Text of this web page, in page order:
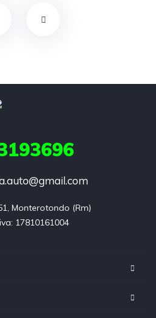
Monterotondo (Rm)